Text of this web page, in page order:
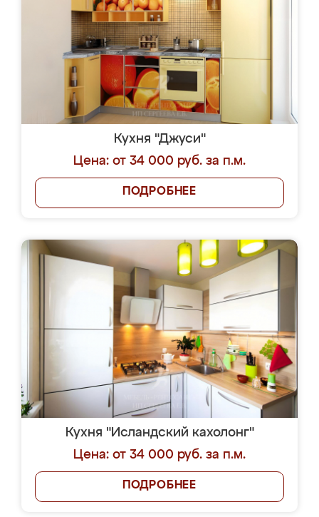
Кухня "Джуси"
Цена: от 34 000 руб. за п.м.
ПОДРОБНЕЕ
Кухня "Исландский кахолонг"
Цена: от 34 000 руб. за п.м.
ПОДРОБНЕЕ